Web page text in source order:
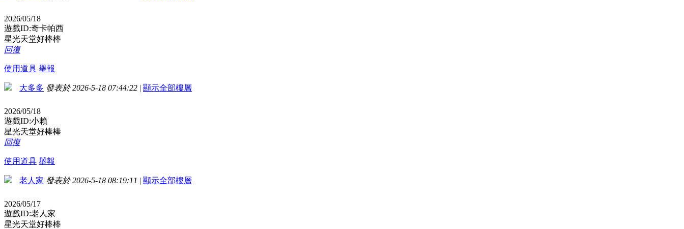
2026/05/18
遊戲ID:奇卡帕西
星光天堂好棒棒
回復
使用道具 舉報
大多多 發表於 2026-5-18 07:44:22 | 顯示全部樓層
2026/05/18
遊戲ID:小賴
星光天堂好棒棒
回復
使用道具 舉報
老人家 發表於 2026-5-18 08:19:11 | 顯示全部樓層
2026/05/17
遊戲ID:老人家
星光天堂好棒棒